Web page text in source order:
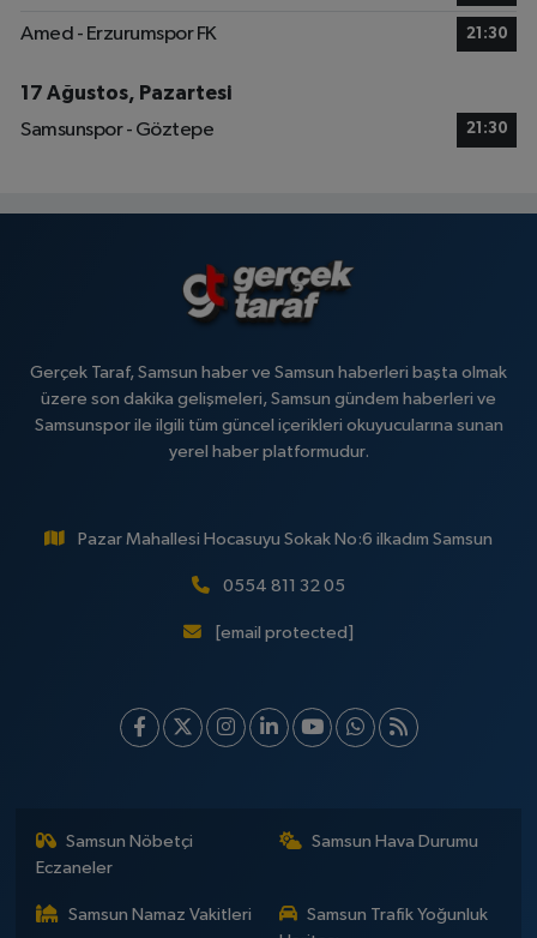
Amed - Erzurumspor FK 21:30
17 Ağustos, Pazartesi
Samsunspor - Göztepe
21:30
Gerçek Taraf, Samsun haber ve Samsun haberleri başta olmak
üzere son dakika gelişmeleri, Samsun gündem haberleri ve
Samsunspor ile ilgili tüm güncel içerikleri okuyucularına sunan
yerel haber platformudur.
Pazar Mahallesi Hocasuyu Sokak No:6 ilkadım Samsun
0554 811 32 05
[email protected]
Samsun Nöbetçi
Eczaneler
Samsun Hava Durumu
Samsun Namaz Vakitleri
Samsun Trafik Yoğunluk